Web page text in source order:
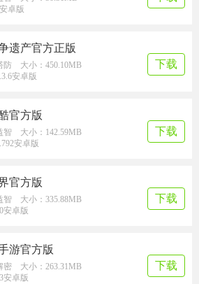
卓版
遗产官方正版
防 大小：450.10MB
安卓版
下载
官方版
智 大小：142.59MB
安卓版
下载
官方版
智 大小：335.88MB
安卓版
下载
游官方版
密 大小：263.31MB
安卓版
下载